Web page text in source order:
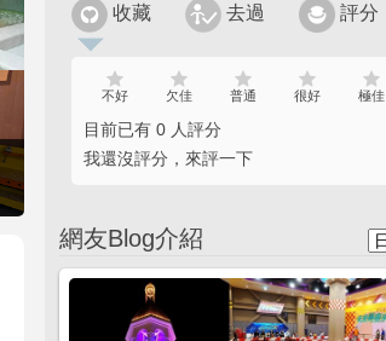
收藏 去過 評分
不好 欠佳 普通 很好 極佳
目前已有 0 人評分
我還沒評分，來評一下
網友Blog介紹